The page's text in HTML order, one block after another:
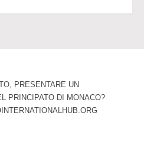
PRESENTARE UN
PRINCIPATO DI MONACO?